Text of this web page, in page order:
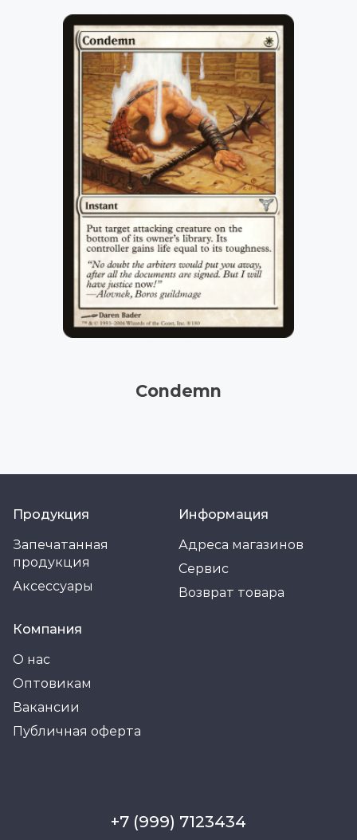
Condemn
Продукция
Запечатанная
продукция
Аксессуары
Информация
Адреса магазинов
Сервис
Возврат товара
Компания
О нас
Оптовикам
Вакансии
Публичная оферта
+7 (999) 7123434